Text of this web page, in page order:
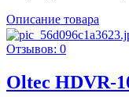
Описание товара
Отзывов: 0
Oltec HDVR-